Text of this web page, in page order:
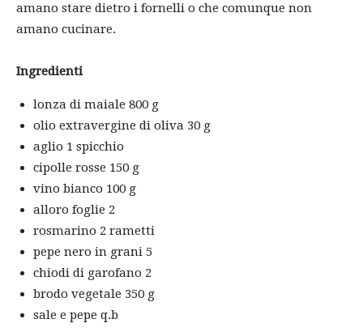
amano stare dietro i fornelli o che comunque non
amano cucinare.
Ingredienti
lonza di maiale 800 g
olio extravergine di oliva 30 g
aglio 1 spicchio
cipolle rosse 150 g
vino bianco 100 g
alloro foglie 2
rosmarino 2 rametti
pepe nero in grani 5
chiodi di garofano 2
brodo vegetale 350 g
sale e pepe q.b